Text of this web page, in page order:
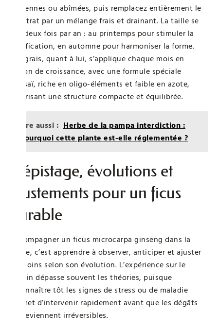
anciennes ou abîmées, puis remplacez entièrement le
substrat par un mélange frais et drainant. La taille se
fait deux fois par an : au printemps pour stimuler la
ramification, en automne pour harmoniser la forme.
L’engrais, quant à lui, s’applique chaque mois en
saison de croissance, avec une formule spéciale
bonsaï, riche en oligo-éléments et faible en azote,
favorisant une structure compacte et équilibrée.
Lire aussi : Herbe de la pampa interdiction :
pourquoi cette plante est-elle réglementée ?
Dépistage, évolutions et
ajustements pour un ficus
durable
Accompagner un ficus microcarpa ginseng dans la
durée, c’est apprendre à observer, anticiper et ajuster
ses soins selon son évolution. L’expérience sur le
terrain dépasse souvent les théories, puisque
reconnaître tôt les signes de stress ou de maladie
permet d’intervenir rapidement avant que les dégâts
ne deviennent irréversibles.